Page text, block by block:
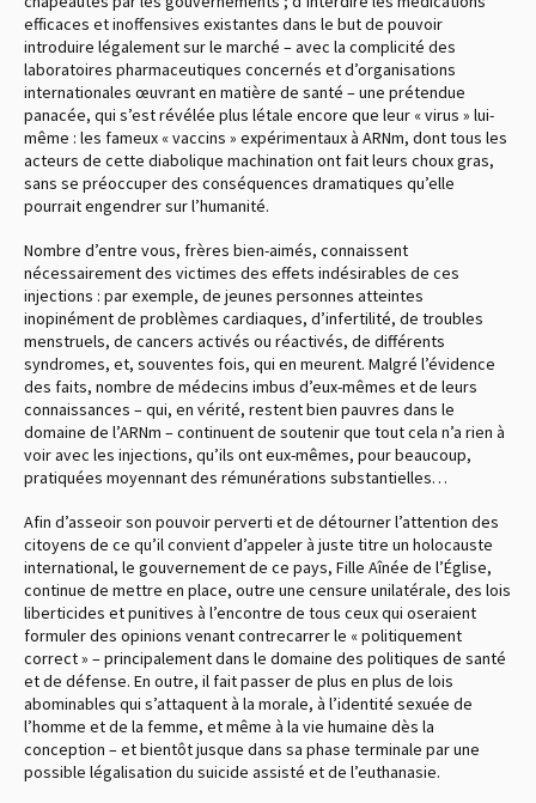
efficaces et inoffensives existantes dans le but de pouvoir
introduire légalement sur le marché – avec la complicité des
laboratoires pharmaceutiques concernés et d’organisations
internationales œuvrant en matière de santé – une prétendue
panacée, qui s’est révélée plus létale encore que leur « virus » lui-
même : les fameux « vaccins » expérimentaux à ARNm, dont tous les
acteurs de cette diabolique machination ont fait leurs choux gras,
sans se préoccuper des conséquences dramatiques qu’elle
pourrait engendrer sur l’humanité.
Nombre d’entre vous, frères bien-aimés, connaissent
nécessairement des victimes des effets indésirables de ces
injections : par exemple, de jeunes personnes atteintes
inopinément de problèmes cardiaques, d’infertilité, de troubles
menstruels, de cancers activés ou réactivés, de différents
syndromes, et, souventes fois, qui en meurent. Malgré l’évidence
des faits, nombre de médecins imbus d’eux-mêmes et de leurs
connaissances – qui, en vérité, restent bien pauvres dans le
domaine de l’ARNm – continuent de soutenir que tout cela n’a rien à
voir avec les injections, qu’ils ont eux-mêmes, pour beaucoup,
pratiquées moyennant des rémunérations substantielles…
Afin d’asseoir son pouvoir perverti et de détourner l’attention des
citoyens de ce qu’il convient d’appeler à juste titre un holocauste
international, le gouvernement de ce pays, Fille Aînée de l’Église,
continue de mettre en place, outre une censure unilatérale, des lois
liberticides et punitives à l’encontre de tous ceux qui oseraient
formuler des opinions venant contrecarrer le « politiquement
correct » – principalement dans le domaine des politiques de santé
et de défense. En outre, il fait passer de plus en plus de lois
abominables qui s’attaquent à la morale, à l’identité sexuée de
l’homme et de la femme, et même à la vie humaine dès la
conception – et bientôt jusque dans sa phase terminale par une
possible légalisation du suicide assisté et de l’euthanasie.